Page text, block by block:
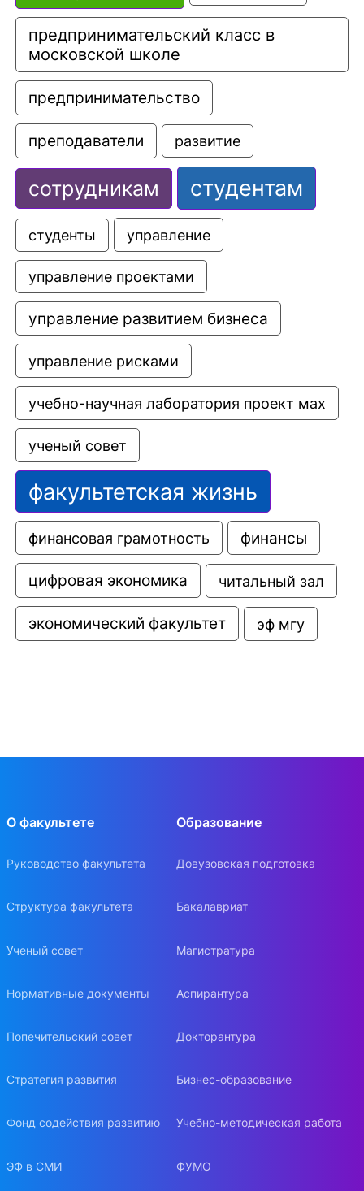
предпринимательский класс в
московской школе
предпринимательство
преподаватели развитие
сотрудникам студентам
студенты управление
управление проектами
управление развитием бизнеса
управление рисками
учебно-научная лаборатория проект мах
ученый совет
факультетская жизнь
финансовая грамотность финансы
цифровая экономика читальный зал
экономический факультет эф мгу
О факультете
Руководство факультета
Структура факультета
Ученый совет
Нормативные документы
Попечительский совет
Стратегия развития
Фонд содействия развитию
ЭФ в СМИ
Образование
Довузовская подготовка
Бакалавриат
Магистратура
Аспирантура
Докторантура
Бизнес-образование
Учебно-методическая работа
ФУМО